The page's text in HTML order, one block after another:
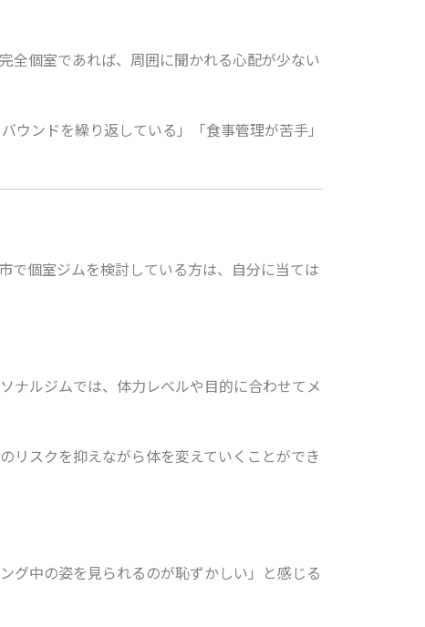
全個室であれば、周囲に聞かれる心配が少ない
ンドを繰り返している」「食事管理が苦手」
で個室ジムを検討している方は、自分に当ては
ナルジムでは、体力レベルや目的に合わせてメ
リスクを抑えながら体を変えていくことができ
グ中の姿を見られるのが恥ずかしい」と感じる